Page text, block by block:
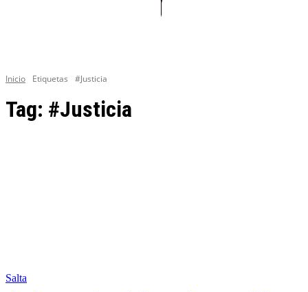
Inicio Etiquetas #Justicia
Tag: #Justicia
Salta